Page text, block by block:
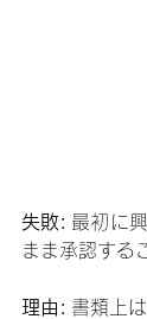
失敗: 最初に
まま承認する
理由: 書類上